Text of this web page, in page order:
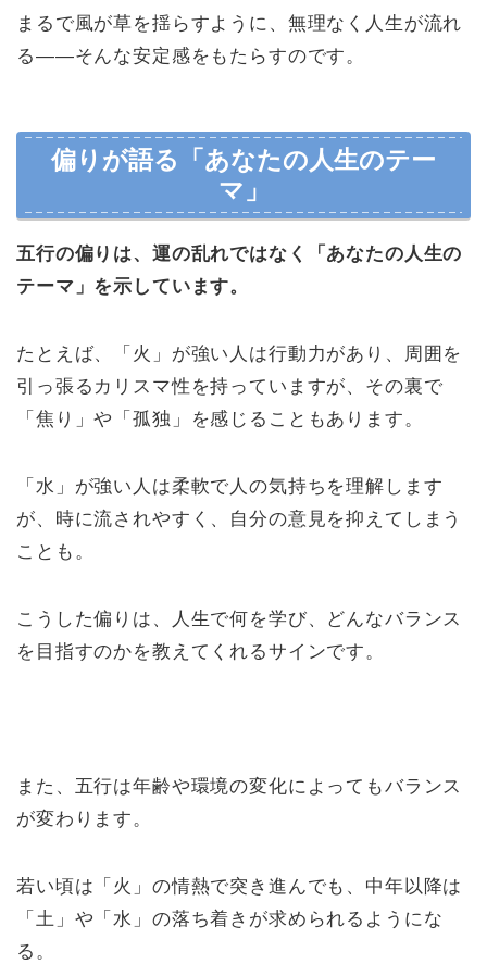
まるで風が草を揺らすように、無理なく人生が流れ
る――そんな安定感をもたらすのです。
偏りが語る「あなたの人生のテー
マ」
五行の偏りは、運の乱れではなく「あなたの人生の
テーマ」を示しています。
たとえば、「火」が強い人は行動力があり、周囲を
引っ張るカリスマ性を持っていますが、その裏で
「焦り」や「孤独」を感じることもあります。
「水」が強い人は柔軟で人の気持ちを理解します
が、時に流されやすく、自分の意見を抑えてしまう
ことも。
こうした偏りは、人生で何を学び、どんなバランス
を目指すのかを教えてくれるサインです。
また、五行は年齢や環境の変化によってもバランス
が変わります。
若い頃は「火」の情熱で突き進んでも、中年以降は
「土」や「水」の落ち着きが求められるようにな
る。